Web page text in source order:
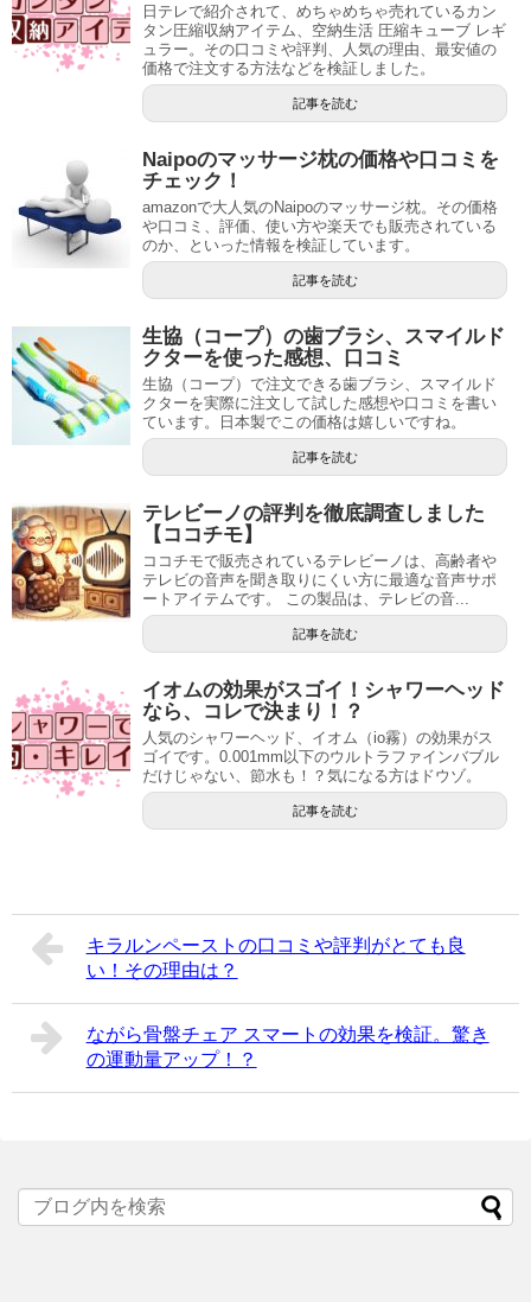
日テレで紹介されて、めちゃめちゃ売れているカン
タン圧縮収納アイテム、空納生活 圧縮キューブ レギ
ュラー。その口コミや評判、人気の理由、最安値の
価格で注文する方法などを検証しました。
記事を読む
Naipoのマッサージ枕の価格や口コミを
チェック！
amazonで大人気のNaipoのマッサージ枕。その価格
や口コミ、評価、使い方や楽天でも販売されている
のか、といった情報を検証しています。
記事を読む
生協（コープ）の歯ブラシ、スマイルド
クターを使った感想、口コミ
生協（コープ）で注文できる歯ブラシ、スマイルド
クターを実際に注文して試した感想や口コミを書い
ています。日本製でこの価格は嬉しいですね。
記事を読む
テレビーノの評判を徹底調査しました
【ココチモ】
ココチモで販売されているテレビーノは、高齢者や
テレビの音声を聞き取りにくい方に最適な音声サポ
ートアイテムです。 この製品は、テレビの音...
記事を読む
イオムの効果がスゴイ！シャワーヘッド
なら、コレで決まり！？
人気のシャワーヘッド、イオム（io霧）の効果がス
ゴイです。0.001mm以下のウルトラファインバブル
だけじゃない、節水も！？気になる方はドウゾ。
記事を読む
キラルンペーストの口コミや評判がとても良
い！その理由は？
ながら骨盤チェア スマートの効果を検証。驚き
の運動量アップ！？